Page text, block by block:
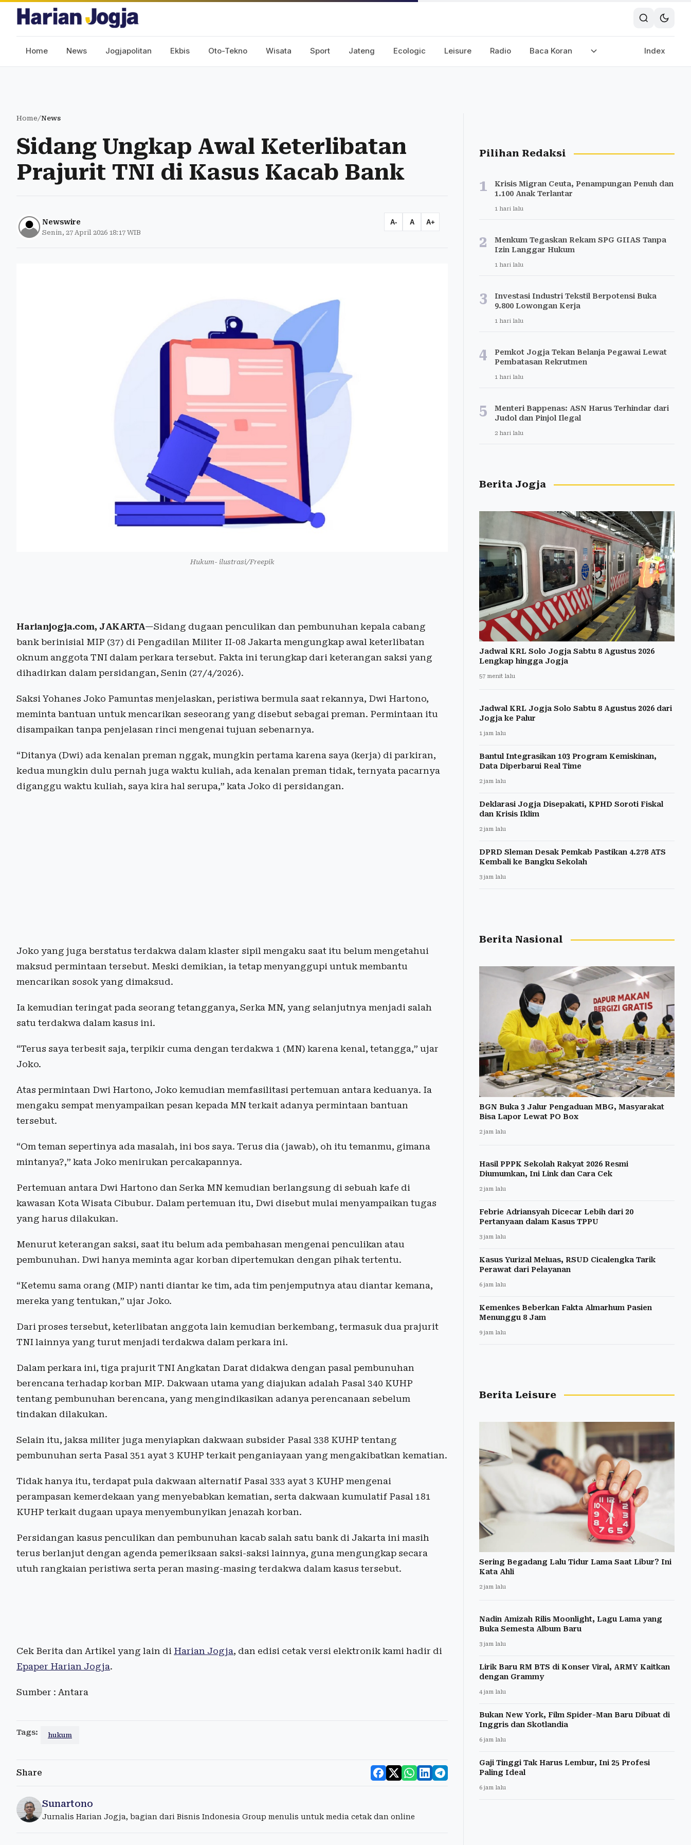
Home News Jogjapolitan Ekbis Oto-Tekno Wisata Sport Jateng Ecologic Leisure Radio Baca Koran Index
Home/News
Sidang Ungkap Awal Keterlibatan
Prajurit TNI di Kasus Kacab Bank
Newswire
Senin, 27 April 2026 18:17 WIB
A- A A+
Hukum- ilustrasi/Freepik
Harianjogja.com, JAKARTA—Sidang dugaan penculikan dan pembunuhan kepala cabang
bank berinisial MIP (37) di Pengadilan Militer II-08 Jakarta mengungkap awal keterlibatan
oknum anggota TNI dalam perkara tersebut. Fakta ini terungkap dari keterangan saksi yang
dihadirkan dalam persidangan, Senin (27/4/2026).
Saksi Yohanes Joko Pamuntas menjelaskan, peristiwa bermula saat rekannya, Dwi Hartono,
meminta bantuan untuk mencarikan seseorang yang disebut sebagai preman. Permintaan itu
disampaikan tanpa penjelasan rinci mengenai tujuan sebenarnya.
“Ditanya (Dwi) ada kenalan preman nggak, mungkin pertama karena saya (kerja) di parkiran,
kedua mungkin dulu pernah juga waktu kuliah, ada kenalan preman tidak, ternyata pacarnya
diganggu waktu kuliah, saya kira hal serupa,” kata Joko di persidangan.
Joko yang juga berstatus terdakwa dalam klaster sipil mengaku saat itu belum mengetahui
maksud permintaan tersebut. Meski demikian, ia tetap menyanggupi untuk membantu
mencarikan sosok yang dimaksud.
Ia kemudian teringat pada seorang tetangganya, Serka MN, yang selanjutnya menjadi salah
satu terdakwa dalam kasus ini.
“Terus saya terbesit saja, terpikir cuma dengan terdakwa 1 (MN) karena kenal, tetangga,” ujar
Joko.
Atas permintaan Dwi Hartono, Joko kemudian memfasilitasi pertemuan antara keduanya. Ia
mengaku sempat menyampaikan pesan kepada MN terkait adanya permintaan bantuan
tersebut.
“Om teman sepertinya ada masalah, ini bos saya. Terus dia (jawab), oh itu temanmu, gimana
mintanya?,” kata Joko menirukan percakapannya.
Pertemuan antara Dwi Hartono dan Serka MN kemudian berlangsung di sebuah kafe di
kawasan Kota Wisata Cibubur. Dalam pertemuan itu, Dwi disebut mulai menyampaikan tugas
yang harus dilakukan.
Menurut keterangan saksi, saat itu belum ada pembahasan mengenai penculikan atau
pembunuhan. Dwi hanya meminta agar korban dipertemukan dengan pihak tertentu.
“Ketemu sama orang (MIP) nanti diantar ke tim, ada tim penjemputnya atau diantar kemana,
mereka yang tentukan,” ujar Joko.
Dari proses tersebut, keterlibatan anggota lain kemudian berkembang, termasuk dua prajurit
TNI lainnya yang turut menjadi terdakwa dalam perkara ini.
Dalam perkara ini, tiga prajurit TNI Angkatan Darat didakwa dengan pasal pembunuhan
berencana terhadap korban MIP. Dakwaan utama yang diajukan adalah Pasal 340 KUHP
tentang pembunuhan berencana, yang mengindikasikan adanya perencanaan sebelum
tindakan dilakukan.
Selain itu, jaksa militer juga menyiapkan dakwaan subsider Pasal 338 KUHP tentang
pembunuhan serta Pasal 351 ayat 3 KUHP terkait penganiayaan yang mengakibatkan kematian.
Tidak hanya itu, terdapat pula dakwaan alternatif Pasal 333 ayat 3 KUHP mengenai
perampasan kemerdekaan yang menyebabkan kematian, serta dakwaan kumulatif Pasal 181
KUHP terkait dugaan upaya menyembunyikan jenazah korban.
Persidangan kasus penculikan dan pembunuhan kacab salah satu bank di Jakarta ini masih
terus berlanjut dengan agenda pemeriksaan saksi-saksi lainnya, guna mengungkap secara
utuh rangkaian peristiwa serta peran masing-masing terdakwa dalam kasus tersebut.
Cek Berita dan Artikel yang lain di Harian Jogja, dan edisi cetak versi elektronik kami hadir di
Epaper Harian Jogja.
Sumber : Antara
Tags: hukum
Share
Sunartono
Jurnalis Harian Jogja, bagian dari Bisnis Indonesia Group menulis untuk media cetak dan online
Pilihan Redaksi
1
Krisis Migran Ceuta, Penampungan Penuh dan
1.100 Anak Terlantar
1 hari lalu
2
Menkum Tegaskan Rekam SPG GIIAS Tanpa
Izin Langgar Hukum
1 hari lalu
3
Investasi Industri Tekstil Berpotensi Buka
9.800 Lowongan Kerja
1 hari lalu
4
Pemkot Jogja Tekan Belanja Pegawai Lewat
Pembatasan Rekrutmen
1 hari lalu
5
Menteri Bappenas: ASN Harus Terhindar dari
Judol dan Pinjol Ilegal
2 hari lalu
Berita Jogja
Jadwal KRL Solo Jogja Sabtu 8 Agustus 2026
Lengkap hingga Jogja
57 menit lalu
Jadwal KRL Jogja Solo Sabtu 8 Agustus 2026 dari
Jogja ke Palur
1 jam lalu
Bantul Integrasikan 103 Program Kemiskinan,
Data Diperbarui Real Time
2 jam lalu
Deklarasi Jogja Disepakati, KPHD Soroti Fiskal
dan Krisis Iklim
2 jam lalu
DPRD Sleman Desak Pemkab Pastikan 4.278 ATS
Kembali ke Bangku Sekolah
3 jam lalu
Berita Nasional
BGN Buka 3 Jalur Pengaduan MBG, Masyarakat
Bisa Lapor Lewat PO Box
2 jam lalu
Hasil PPPK Sekolah Rakyat 2026 Resmi
Diumumkan, Ini Link dan Cara Cek
2 jam lalu
Febrie Adriansyah Dicecar Lebih dari 20
Pertanyaan dalam Kasus TPPU
3 jam lalu
Kasus Yurizal Meluas, RSUD Cicalengka Tarik
Perawat dari Pelayanan
6 jam lalu
Kemenkes Beberkan Fakta Almarhum Pasien
Menunggu 8 Jam
9 jam lalu
Berita Leisure
Sering Begadang Lalu Tidur Lama Saat Libur? Ini
Kata Ahli
2 jam lalu
Nadin Amizah Rilis Moonlight, Lagu Lama yang
Buka Semesta Album Baru
3 jam lalu
Lirik Baru RM BTS di Konser Viral, ARMY Kaitkan
dengan Grammy
4 jam lalu
Bukan New York, Film Spider-Man Baru Dibuat di
Inggris dan Skotlandia
6 jam lalu
Gaji Tinggi Tak Harus Lembur, Ini 25 Profesi
Paling Ideal
6 jam lalu